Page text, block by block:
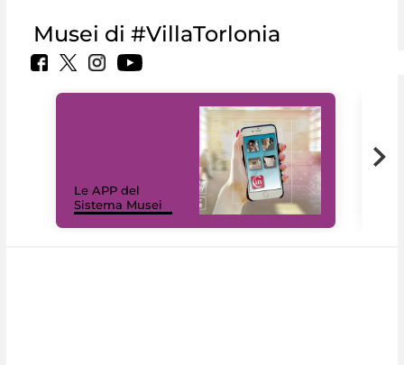
Musei di #VillaTorlonia
Le APP del
Sistema Musei